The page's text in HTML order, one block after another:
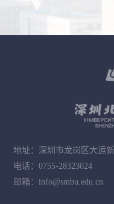
地址：深圳市龙岗区大运
电话：0755-28323024
邮箱：info@smbu.edu.cn